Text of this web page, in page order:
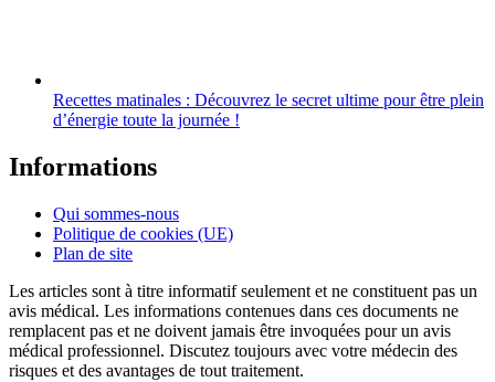
Recettes matinales : Découvrez le secret ultime pour être plein
d’énergie toute la journée !
Informations
Qui sommes-nous
Politique de cookies (UE)
Plan de site
Les articles sont à titre informatif seulement et ne constituent pas un
avis médical. Les informations contenues dans ces documents ne
remplacent pas et ne doivent jamais être invoquées pour un avis
médical professionnel. Discutez toujours avec votre médecin des
risques et des avantages de tout traitement.